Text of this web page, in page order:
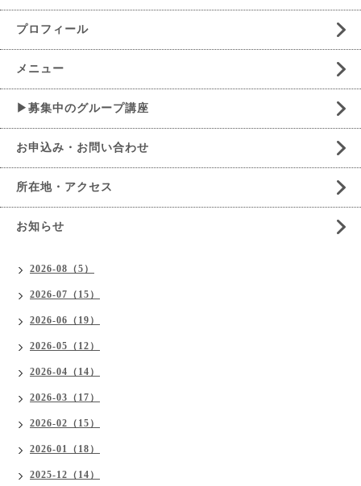
プロフィール
メニュー
▶募集中のグループ講座
お申込み・お問い合わせ
所在地・アクセス
お知らせ
2026-08（5）
2026-07（15）
2026-06（19）
2026-05（12）
2026-04（14）
2026-03（17）
2026-02（15）
2026-01（18）
2025-12（14）